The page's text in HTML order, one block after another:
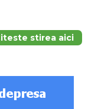
stirea aici